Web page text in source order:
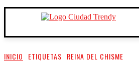
INICIO ETIQUETAS REINA DEL CHISME